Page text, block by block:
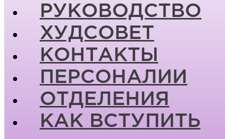
РУКОВОДСТВО
ХУДСОВЕТ
КОНТАКТЫ
ПЕРСОНАЛИИ
ОТДЕЛЕНИЯ
КАК ВСТУПИТЬ